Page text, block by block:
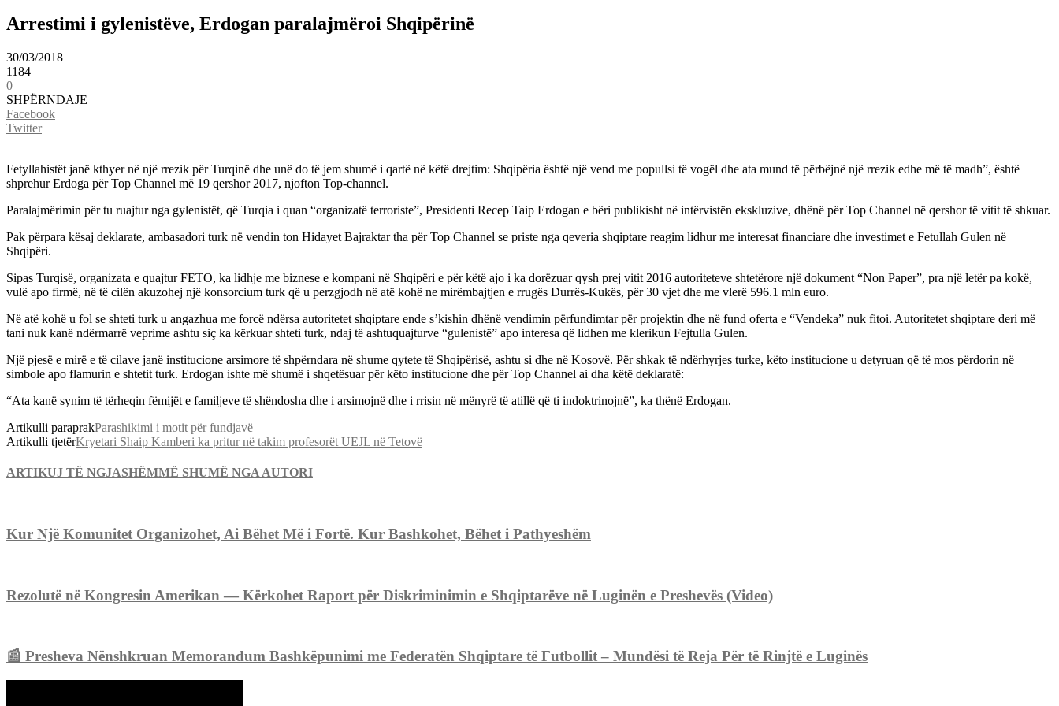
Arrestimi i gylenistëve, Erdogan paralajmëroi Shqipërinë
30/03/2018
1184
0
SHPËRNDAJE
Facebook
Twitter
Fetyllahistët janë kthyer në një rrezik për Turqinë dhe unë do të jem shumë i qartë në këtë drejtim: Shqipëria është një vend me popullsi të vogël dhe ata mund të përbëjnë një rrezik edhe më të madh”, është
shprehur Erdoga për Top Channel më 19 qershor 2017, njofton Top-channel.
Paralajmërimin për tu ruajtur nga gylenistët, që Turqia i quan “organizatë terroriste”, Presidenti Recep Taip Erdogan e bëri publikisht në intërvistën ekskluzive, dhënë për Top Channel në qershor të vitit të shkuar.
Pak përpara kësaj deklarate, ambasadori turk në vendin ton Hidayet Bajraktar tha për Top Channel se priste nga qeveria shqiptare reagim lidhur me interesat financiare dhe investimet e Fetullah Gulen në
Shqipëri.
Sipas Turqisë, organizata e quajtur FETO, ka lidhje me biznese e kompani në Shqipëri e për këtë ajo i ka dorëzuar qysh prej vitit 2016 autoriteteve shtetërore një dokument “Non Paper”, pra një letër pa kokë,
vulë apo firmë, në të cilën akuzohej një konsorcium turk që u perzgjodh në atë kohë ne mirëmbajtjen e rrugës Durrës-Kukës, për 30 vjet dhe me vlerë 596.1 mln euro.
Në atë kohë u fol se shteti turk u angazhua me forcë ndërsa autoritetet shqiptare ende s’kishin dhënë vendimin përfundimtar për projektin dhe në fund oferta e “Vendeka” nuk fitoi. Autoritetet shqiptare deri më
tani nuk kanë ndërmarrë veprime ashtu siç ka kërkuar shteti turk, ndaj të ashtuquajturve “gulenistë” apo interesa që lidhen me klerikun Fejtulla Gulen.
Një pjesë e mirë e të cilave janë institucione arsimore të shpërndara në shume qytete të Shqipërisë, ashtu si dhe në Kosovë. Për shkak të ndërhyrjes turke, këto institucione u detyruan që të mos përdorin në
simbole apo flamurin e shtetit turk. Erdogan ishte më shumë i shqetësuar për këto institucione dhe për Top Channel ai dha këtë deklaratë:
“Ata kanë synim të tërheqin fëmijët e familjeve të shëndosha dhe i arsimojnë dhe i rrisin në mënyrë të atillë që ti indoktrinojnë”, ka thënë Erdogan.
Artikulli paraprakParashikimi i motit për fundjavë
Artikulli tjetërKryetari Shaip Kamberi ka pritur në takim profesorët UEJL në Tetovë
ARTIKUJ TË NGJASHËMMË SHUMË NGA AUTORI
Kur Një Komunitet Organizohet, Ai Bëhet Më i Fortë. Kur Bashkohet, Bëhet i Pathyeshëm
Rezolutë në Kongresin Amerikan — Kërkohet Raport për Diskriminimin e Shqiptarëve në Luginën e Preshevës (Video)
📰 Presheva Nënshkruan Memorandum Bashkëpunimi me Federatën Shqiptare të Futbollit – Mundësi të Reja Për të Rinjtë e Luginës